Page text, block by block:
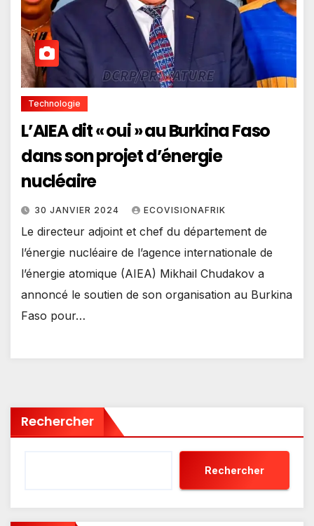
Technologie
L’AIEA dit « oui » au Burkina Faso
dans son projet d’énergie
nucléaire
30 JANVIER 2024 ECOVISIONAFRIK
Le directeur adjoint et chef du département de
l’énergie nucléaire de l’agence internationale de
l’énergie atomique (AIEA) Mikhail Chudakov a
annoncé le soutien de son organisation au Burkina
Faso pour…
Rechercher
Rechercher